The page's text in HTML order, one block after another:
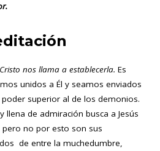
nos llama a establecerla. Es
unidos a Él y seamos enviados
superior al de los demonios.
llena de admiración busca a Jesús
no por esto son sus
de entre la muchedumbre,